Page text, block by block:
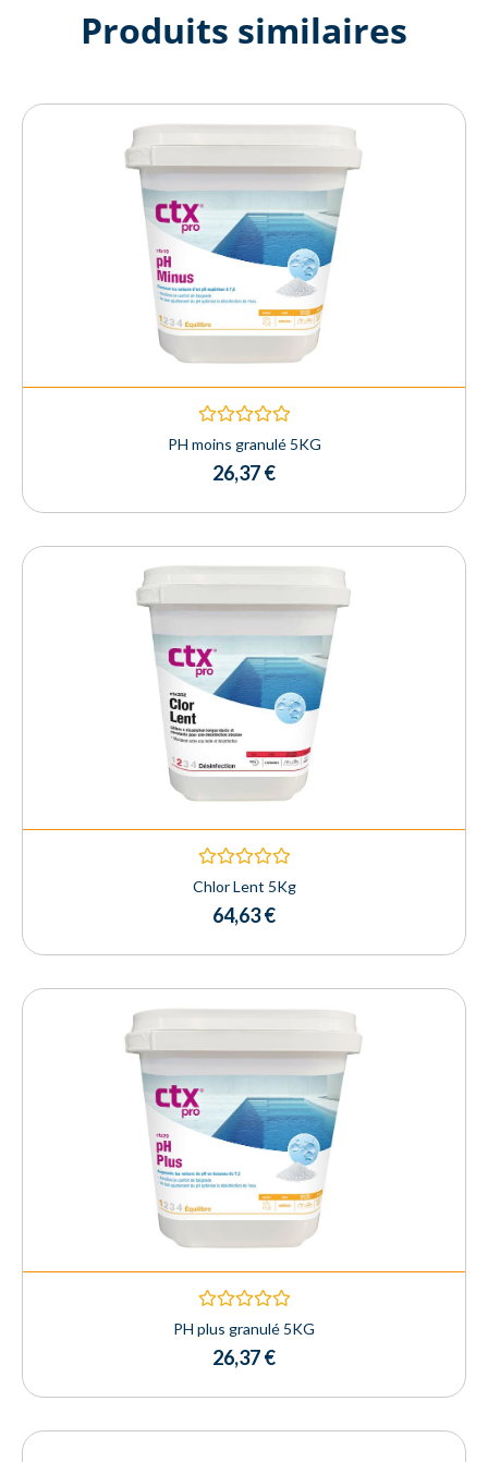
Produits similaires
Rated
0
out
PH moins granulé 5KG
26,37€
Rated
0
out
Chlor Lent 5Kg
64,63€
Rated
0
out
PH plus granulé 5KG
26,37€